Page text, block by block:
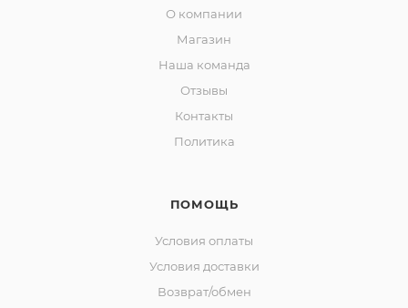
О компании
Магазин
Наша команда
Отзывы
Контакты
Политика
ПОМОЩЬ
Условия оплаты
Условия доставки
Возврат/обмен